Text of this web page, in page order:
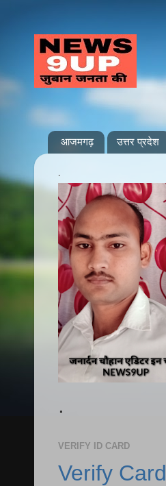
आजमगढ़ उत्तर प्रदेश
.
.
VERIFY ID CARD
Verify Card